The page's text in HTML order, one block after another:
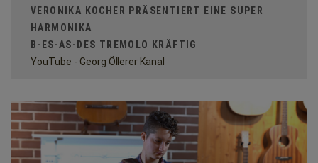
VERONIKA KOCHER PRÄSENTIERT EINE SUPER
HARMONIKA
B-ES-AS-DES TREMOLO KRÄFTIG
YouTube - Georg Öllerer Kanal